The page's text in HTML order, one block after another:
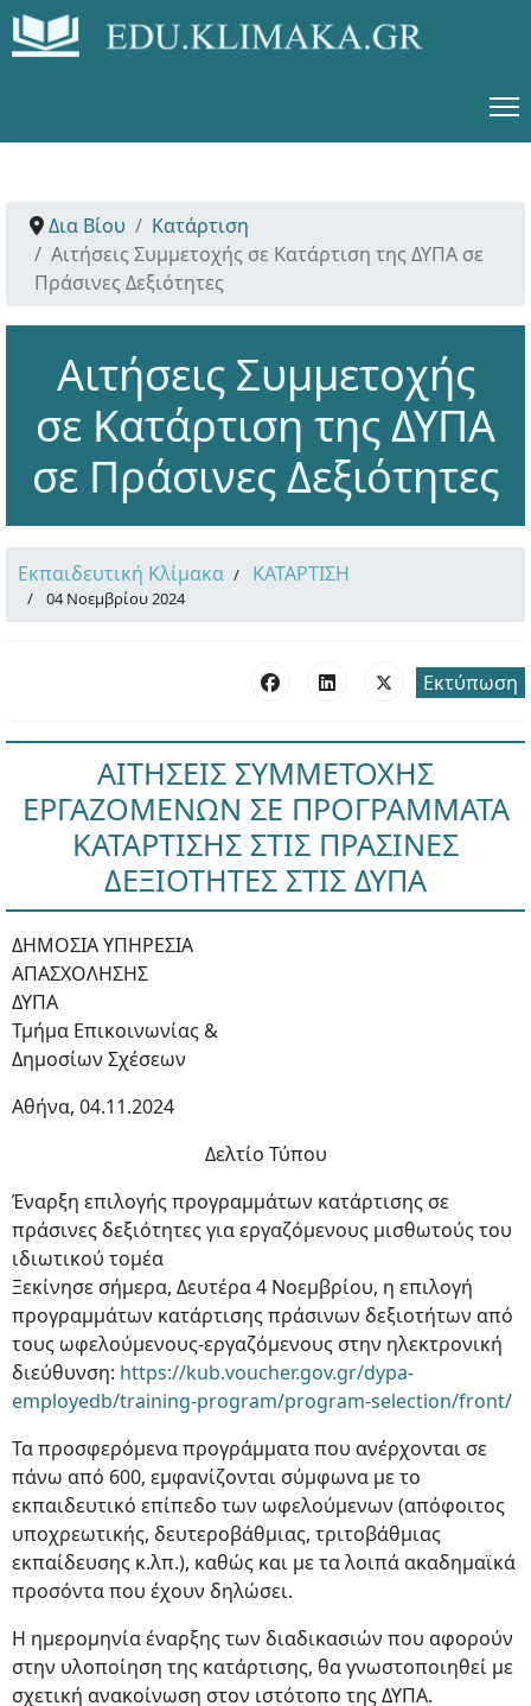
Δια Βίου
Κατάρτιση
Αιτήσεις Συμμετοχής σε Κατάρτιση της ΔΥΠΑ σε
Πράσινες Δεξιότητες
Αιτήσεις Συμμετοχής
σε Κατάρτιση της ΔΥΠΑ
σε Πράσινες Δεξιότητες
Εκπαιδευτική Κλίμακα ΚΑΤΑΡΤΙΣΗ
04 Νοεμβρίου 2024
Εκτύπωση
ΑΙΤΗΣΕΙΣ ΣΥΜΜΕΤΟΧΗΣ
ΕΡΓΑΖΟΜΕΝΩΝ ΣΕ ΠΡΟΓΡΑΜΜΑΤΑ
ΚΑΤΑΡΤΙΣΗΣ ΣΤΙΣ ΠΡΑΣΙΝΕΣ
ΔΕΞΙΟΤΗΤΕΣ ΣΤΙΣ ΔΥΠΑ
ΔΗΜΟΣΙΑ ΥΠΗΡΕΣΙΑ
ΑΠΑΣΧΟΛΗΣΗΣ
ΔΥΠΑ
Τμήμα Επικοινωνίας &
Δημοσίων Σχέσεων
Αθήνα, 04.11.2024
Δελτίο Τύπου
Έναρξη επιλογής προγραμμάτων κατάρτισης σε
πράσινες δεξιότητες για εργαζόμενους μισθωτούς του
ιδιωτικού τομέα
Ξεκίνησε σήμερα, Δευτέρα 4 Νοεμβρίου, η επιλογή
προγραμμάτων κατάρτισης πράσινων δεξιοτήτων από
τους ωφελούμενους-εργαζόμενους στην ηλεκτρονική
διεύθυνση: https://kub.voucher.gov.gr/dypa-
employedb/training-program/program-selection/front/
Τα προσφερόμενα προγράμματα που ανέρχονται σε
πάνω από 600, εμφανίζονται σύμφωνα με το
εκπαιδευτικό επίπεδο των ωφελούμενων (απόφοιτος
υποχρεωτικής, δευτεροβάθμιας, τριτοβάθμιας
εκπαίδευσης κ.λπ.), καθώς και με τα λοιπά ακαδημαϊκά
προσόντα που έχουν δηλώσει.
Η ημερομηνία έναρξης των διαδικασιών που αφορούν
στην υλοποίηση της κατάρτισης, θα γνωστοποιηθεί με
σχετική ανακοίνωση στον ιστότοπο της ΔΥΠΑ.